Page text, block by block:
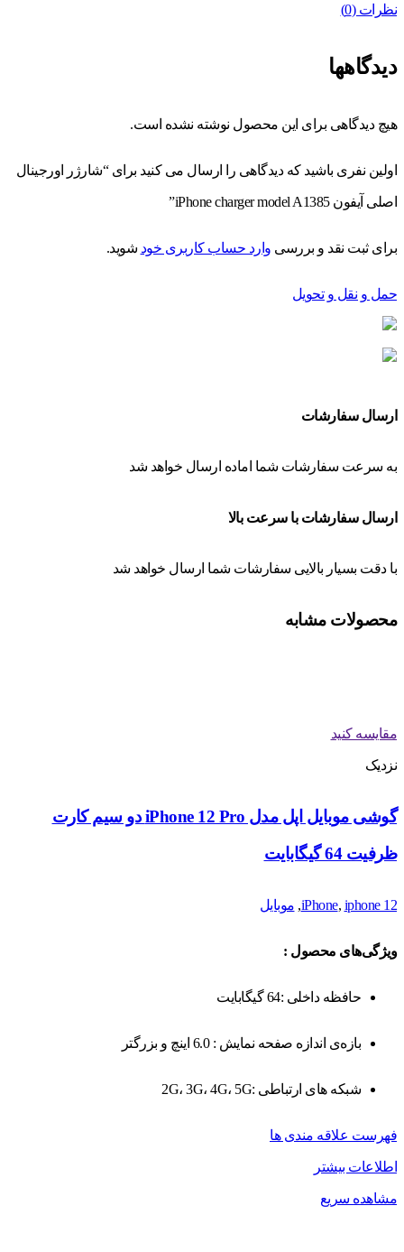
نظرات (0)
دیدگاهها
هیچ دیدگاهی برای این محصول نوشته نشده است.
اولین نفری باشید که دیدگاهی را ارسال می کنید برای “شارژر اورجینال
اصلی آیفون iPhone charger model A1385”
برای ثبت نقد و بررسی وارد حساب کاربری خود شوید.
حمل و نقل و تحویل
ارسال سفارشات
به سرعت سفارشات شما اماده ارسال خواهد شد
ارسال سفارشات با سرعت بالا
با دقت بسیار بالایی سفارشات شما ارسال خواهد شد
محصولات مشابه
مقایسه کنید
نزدیک
گوشی موبایل اپل مدل iPhone 12 Pro دو سیم‌ کارت
ظرفیت 64 گیگابایت
iPhone, iphone 12
, موبایل
ویژگی‌های محصول :
حافظه داخلی :64 گیگابایت
بازه‌ی اندازه صفحه نمایش : 6.0 اینچ و بزرگتر
شبکه های ارتباطی :2G، 3G، 4G، 5G
فهرست علاقه مندی ها
اطلاعات بیشتر
مشاهده سریع